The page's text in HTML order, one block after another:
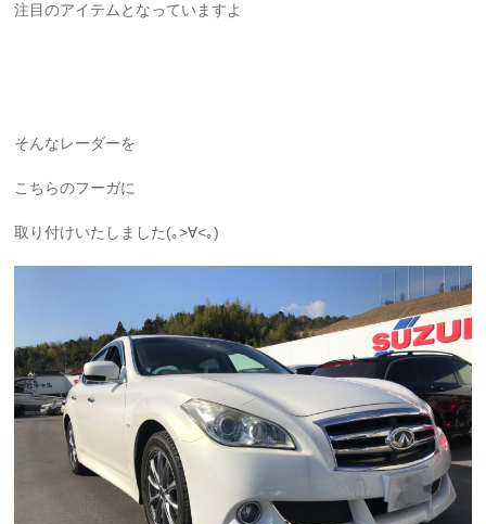
注目のアイテムとなっていますよ
そんなレーダーを
こちらのフーガに
取り付けいたしました(｡>∀<｡)